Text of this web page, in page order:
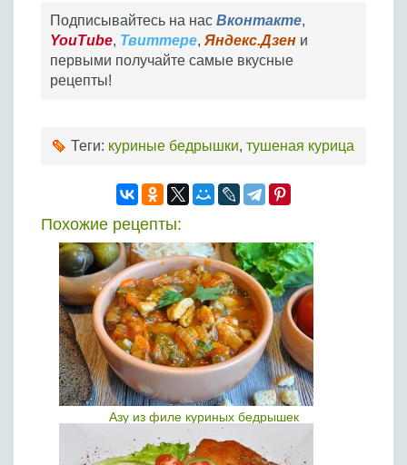
Подписывайтесь на нас Вконтакте,
YouTube, Твиттере, Яндекс.Дзен и
первыми получайте самые вкусные
рецепты!
Теги: куриные бедрышки, тушеная курица
Похожие рецепты:
Азу из филе куриных бедрышек